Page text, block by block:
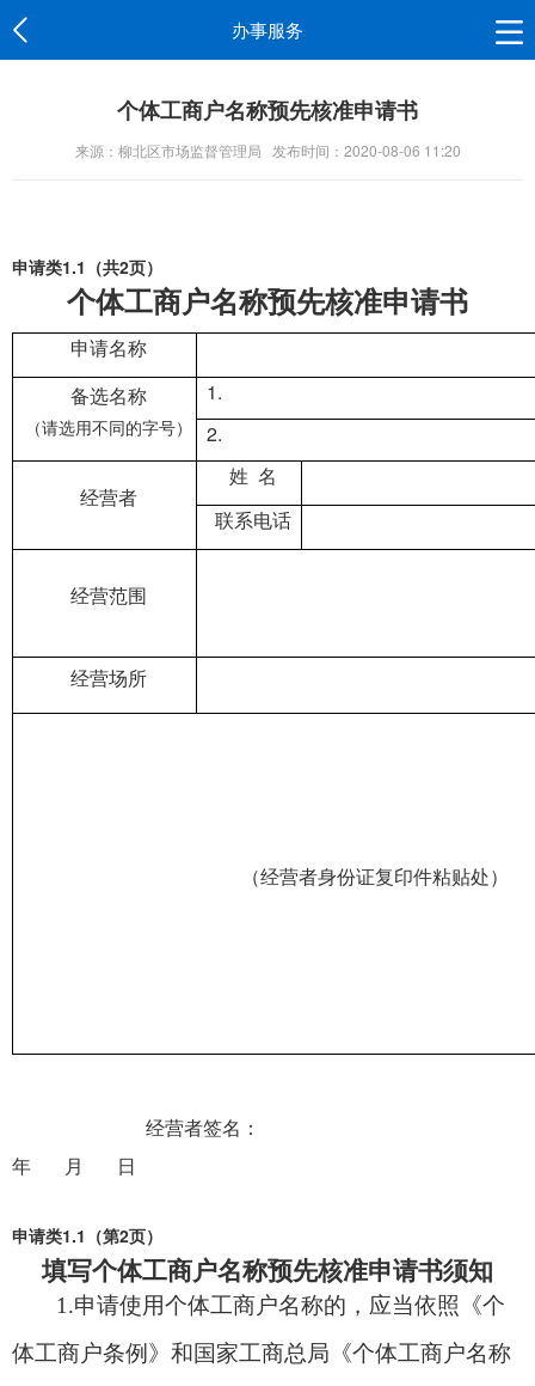
办事服务
个体工商户名称预先核准申请书
来源：柳北区市场监督管理局 发布时间：2020-08-06 11:20
申请类1.1 （共2页）
个体工商户名称预先核准申请书
申请名称
备选名称
（请选用不同的字号）
1.
2.
经营者
姓 名
联系电话
经营范围
经营场所
（经营者身份证复印件粘贴处）
经营者签名：
年 月 日
申请类1.1 （第2页）
填写个体工商户名称预先核准申请书须知
1.申请使用个体工商户名称的，应当依照《个
体工商户条例》和国家工商总局《个体工商户名称